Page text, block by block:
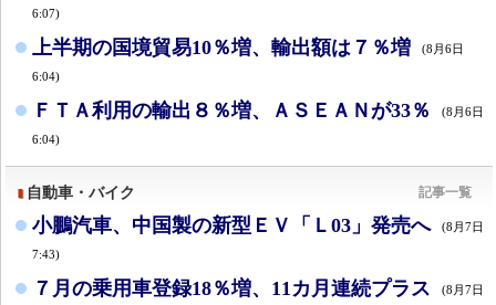
6:07)
上半期の国境貿易10％増、輸出額は７％増 (8月6日
6:04)
ＦＴＡ利用の輸出８％増、ＡＳＥＡＮが33％ (8月6日
6:04)
自動車・バイク 記事一覧
小鵬汽車、中国製の新型ＥＶ「Ｌ03」発売へ (8月7日
7:43)
７月の乗用車登録18％増、11カ月連続プラス (8月7日